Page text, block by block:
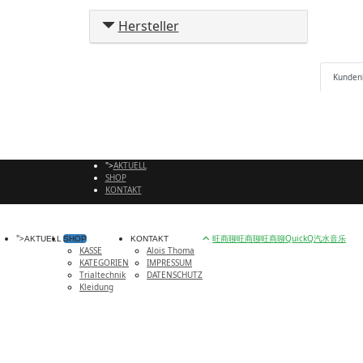
Hersteller
">AKTUELL
SHOP
KONTAKT
">AKTUELL SHOP
KASSE
KATEGORIEN
Trialtechnik
Kleidung
KONTAKT
Alois Thoma
IMPRESSUM
DATENSCHUTZ
旺商聊旺商聊旺商聊QuickQ汽水音乐